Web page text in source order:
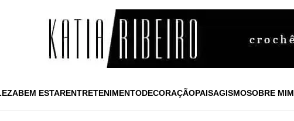
BEM ESTARENTRETENIMENTODECORAÇÃOPAISAGISMOSOBRE MIM